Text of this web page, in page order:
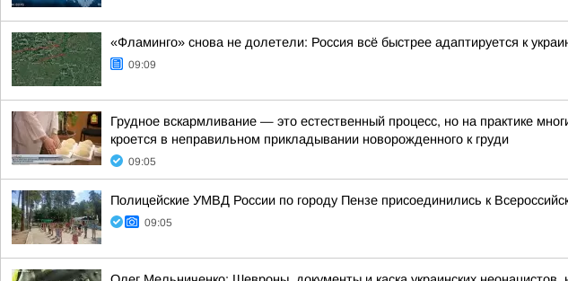
«Фламинго» снова не долетели: Россия всё быстрее адаптируется к
09:09
Грудное вскармливание — это естественный процесс, но на практике
кроется в неправильном прикладывании новорожденного к груди
09:05
Полицейские УМВД России по городу Пензе присоединились к
09:05